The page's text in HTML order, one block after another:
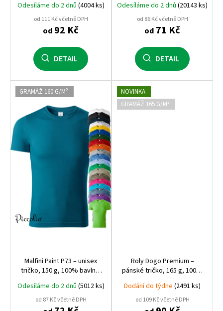
úprava
Odesíláme do 2 dnů (4004 ks)
od 111 Kč včetně DPH
od 92 Kč
DETAIL
pro potisk i firemní textil
Odesíláme do 2 dnů (20143 ks)
od 86 Kč včetně DPH
od 71 Kč
DETAIL
GRAMÁŽ 160 G/M²
Malfini Paint P73 – unisex
tričko, 150 g, 100% bavlna,
potisk i výšivku
Odesíláme do 2 dnů (5012 ks)
od 87 Kč včetně DPH
NOVINKA
GRAMÁŽ 165 G/M²
Roly Dogo Premium –
pánské tričko, 165 g, 100%
průkrčník, prémiová kvalita
Dodání do týdne (2491 ks)
od 109 Kč včetně DPH